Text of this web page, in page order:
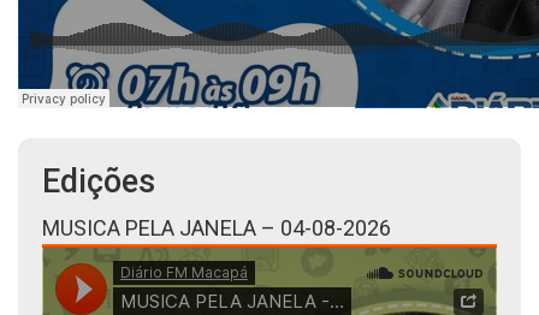
Edições
MUSICA PELA JANELA – 04-08-2026